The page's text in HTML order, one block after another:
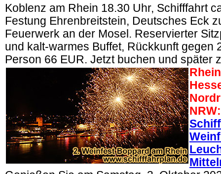
Koblenz am Rhein 18.30 Uhr, Schifffahrt
Festung Ehrenbreitstein, Deutsches Eck
Feuerwerk an der Mosel. Reservierter
und kalt-warmes Buffet, Rückkunft gegen
Person 66 EUR. Jetzt buchen und später
NRW: